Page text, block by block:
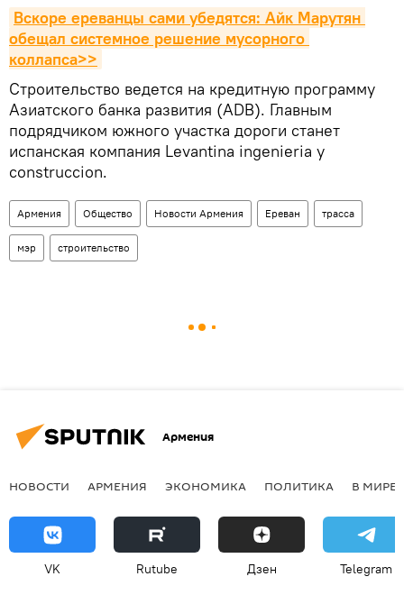
Вскоре ереванцы сами убедятся: Айк Марутян
обещал системное решение мусорного
коллапса>>
Строительство ведется на кредитную программу
Азиатского банка развития (ADB). Главным
подрядчиком южного участка дороги станет
испанская компания Levantina ingenieria y
construccion.
Армения Общество Новости Армения Ереван трасса
мэр строительство
Армения
НОВОСТИ АРМЕНИЯ ЭКОНОМИКА ПОЛИТИКА В МИРЕ
VK Rutube Дзен Telegram